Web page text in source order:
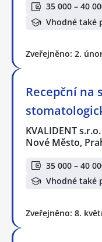
35 000 – 40
Vhodné také
Zveřejněno: 2.
Recepční na
KVALIDENT s.r.o.
Nové Město,
35 000 – 40
Vhodné také
Zveřejněno: 8.